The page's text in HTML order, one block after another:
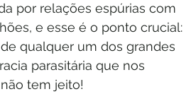
por relações espúrias com
e esse é o ponto crucial:
qualquer um dos grandes
parasitária que nos
tem jeito!